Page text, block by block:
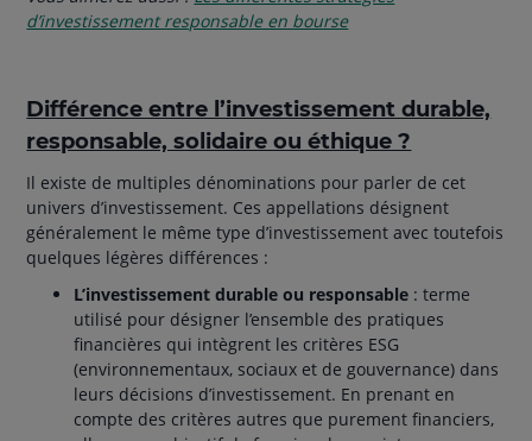
d’investissement responsable en bourse
Différence entre l’investissement durable,
responsable, solidaire ou éthique ?
Il existe de multiples dénominations pour parler de cet
univers d’investissement. Ces appellations désignent
généralement le même type d’investissement avec toutefois
quelques légères différences :
L’investissement durable ou responsable : terme
utilisé pour désigner l’ensemble des pratiques
financières qui intègrent les critères ESG
(environnementaux, sociaux et de gouvernance) dans
leurs décisions d’investissement. En prenant en
compte des critères autres que purement financiers,